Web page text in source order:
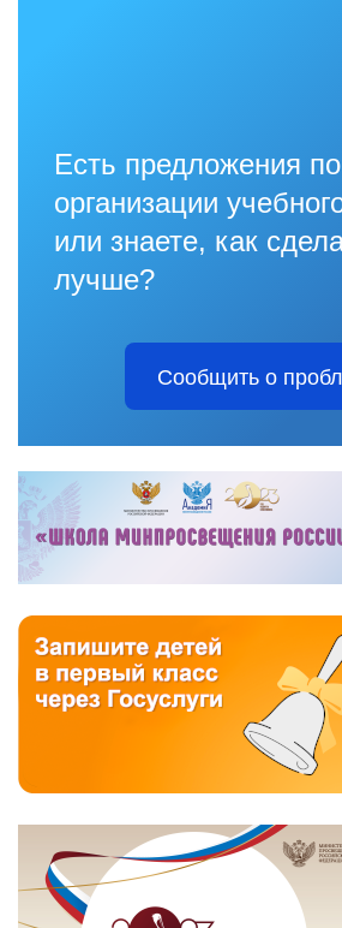
Есть предложения по
организации
или знаете, как
лучше?
Сообщить о